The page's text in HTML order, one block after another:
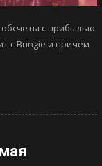
с прибылью
с Bungie и причем